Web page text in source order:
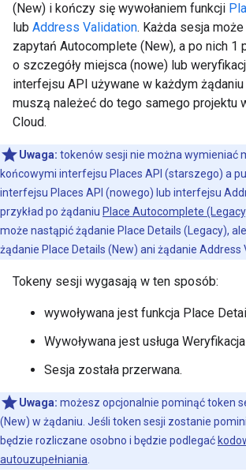
(New) i kończy się wywołaniem funkcji
lub Address Validation. Każda sesja
zapytań Autocomplete (New), a po nich 1
o szczegóły miejsca (nowe) lub
interfejsu API używane w każdym
muszą należeć do tego samego projektu
Cloud.
Uwaga: tokenów sesji nie można wymieniać
końcowymi interfejsu Places API (starszego) a
interfejsu Places API (nowego) lub interfejsu
przykład po żądaniu Place Autocomplete
może nastąpić żądanie Place Details (Legacy),
żądanie Place Details (New) ani żądanie Address
Tokeny sesji wygasają w ten sposób:
wywoływana jest funkcja Place
Wywoływana jest usługa
Sesja została przerwana.
Uwaga: możesz opcjonalnie pominąć token
(New) w żądaniu. Jeśli token sesji zostanie
będzie rozliczane osobno i będzie podlegać
autouzupełniania